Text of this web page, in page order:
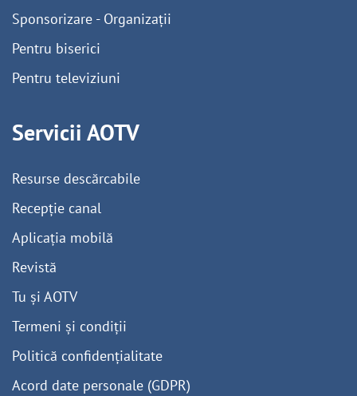
Sponsorizare - Organizații
Pentru biserici
Pentru televiziuni
Servicii AOTV
Resurse descărcabile
Recepție canal
Aplicația mobilă
Revistă
Tu și AOTV
Termeni și condiții
Politică confidențialitate
Acord date personale (GDPR)